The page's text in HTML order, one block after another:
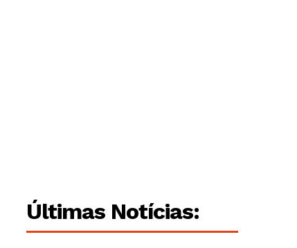
Últimas Notícias: